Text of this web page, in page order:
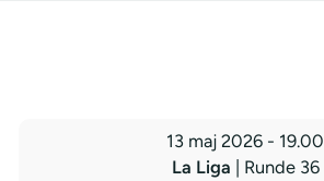
13 maj 2026 - 19.00
La Liga
| Runde 36